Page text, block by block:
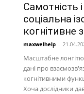
Самотність
соціальна
когнітивне
maxwelhelp -
Масштабне
дані про
когнітивними
Хоча дослідники